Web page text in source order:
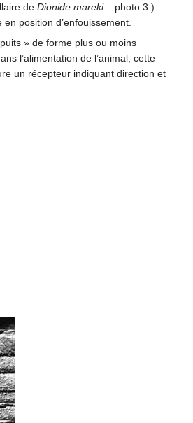
de Dionide mareki– photo 3 )
position d’enfouissement.
» de forme plus ou moins
l’alimentation de l’animal, cette
un récepteur indiquant direction et